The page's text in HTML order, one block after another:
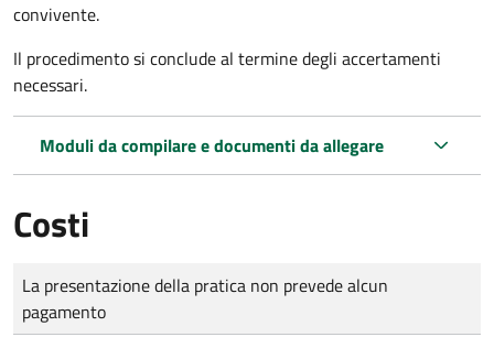
convivente.
Il procedimento si conclude al termine degli accertamenti
necessari.
Moduli da compilare e documenti da allegare
Costi
Tipo di pagamento
Importo
La presentazione della pratica non prevede alcun
pagamento